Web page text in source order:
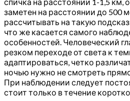
заметен на расстоянии до 500
рассчитывать на такую
что же касается самого
особенностей. Человеческий
резком переходе от света к
адаптироваться, четко
ночью нужно не смотреть
При наблюдении следует
стоит только в течение